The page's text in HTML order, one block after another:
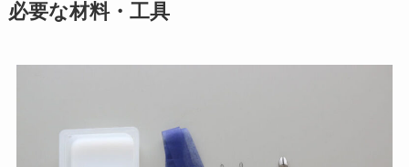
必要な材料・工具